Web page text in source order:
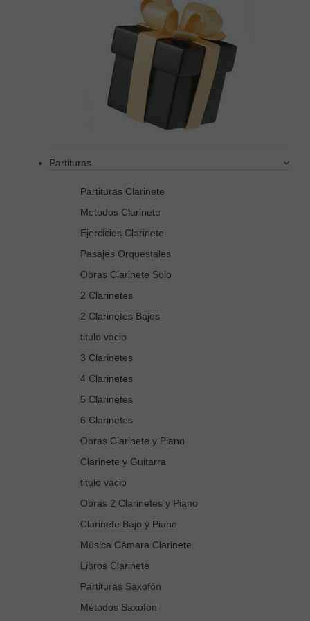
Partituras
Partituras Clarinete
Metodos Clarinete
Ejercicios Clarinete
Pasajes Orquestales
Obras Clarinete Solo
2 Clarinetes
2 Clarinetes Bajos
titulo vacio
3 Clarinetes
4 Clarinetes
5 Clarinetes
6 Clarinetes
Obras Clarinete y Piano
Clarinete y Guitarra
titulo vacio
Obras 2 Clarinetes y Piano
Clarinete Bajo y Piano
Música Cámara Clarinete
Libros Clarinete
Partituras Saxofón
Métodos Saxofón